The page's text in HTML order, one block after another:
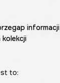
informacji
to: